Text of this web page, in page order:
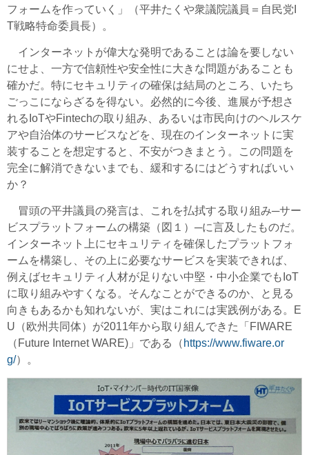
フォームを作っていく」（平井たくや衆議院議員＝自民党I
T戦略特命委員長）。
インターネットが偉大な発明であることは論を要しない
にせよ、一方で信頼性や安全性に大きな問題があることも
確かだ。特にセキュリティの確保は結局のところ、いたち
ごっこにならざるを得ない。必然的に今後、進展が予想さ
れるIoTやFintechの取り組み、あるいは市民向けのヘルスケ
アや自治体のサービスなどを、現在のインターネットに実
装することを想定すると、不安がつきまとう。この問題を
完全に解消できないまでも、緩和するにはどうすればいい
か？
冒頭の平井議員の発言は、これを払拭する取り組み─サー
ビスプラットフォームの構築（図１）─に言及したものだ。
インターネット上にセキュリティを確保したプラットフォ
ームを構築し、その上に必要なサービスを実装できれば、
例えばセキュリティ人材が足りない中堅・中小企業でもIoT
に取り組みやすくなる。そんなことができるのか、と見る
向きもあるかも知れないが、実はこれには実践例がある。E
U（欧州共同体）が2011年から取り組んできた「FIWARE
（Future Internet WARE)」である（ https://www.fiware.or
g/）。